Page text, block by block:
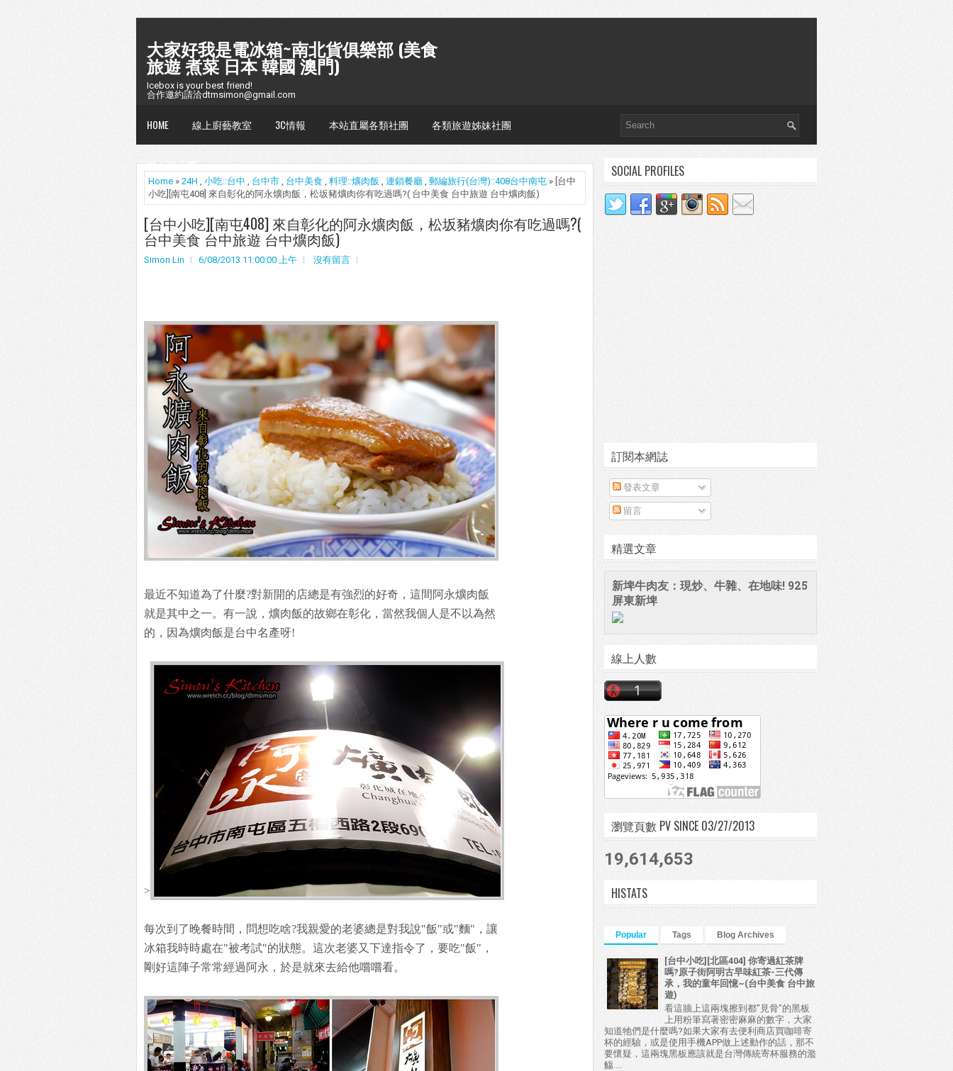
大家好我是電冰箱~南北貨俱樂部 (美食
旅遊 煮菜 日本 韓國 澳門)
Icebox is your best friend!
合作邀約請洽dtmsimon@gmail.com
HOME 線上廚藝教室 3C情報 本站直屬各類社團 各類旅遊姊妹社團
懶人包台灣
Home » 24H , 小吃::台中 , 台中市 , 台中美食 , 料理::爌肉飯 , 連鎖餐廳 , 郵編旅行(台灣)::408台中南屯 » [台中
小吃][南屯408] 來自彰化的阿永爌肉飯，松坂豬爌肉你有吃過嗎?( 台中美食 台中旅遊 台中爌肉飯)
[台中小吃][南屯408] 來自彰化的阿永爌肉飯，松坂豬爌肉你有吃過嗎?(
台中美食 台中旅遊 台中爌肉飯)
Simon Lin 6/08/2013 11:00:00 上午 沒有留言
最近不知道為了什麼?對新開的店總是有強烈的好奇，這間阿永爌肉飯
就是其中之一。有一說，爌肉飯的故鄉在彰化，當然我個人是不以為然
的，因為爌肉飯是台中名產呀!
>
每次到了晚餐時間，問想吃啥?我親愛的老婆總是對我說"飯"或"麵"，讓
冰箱我時時處在"被考試"的狀態。這次老婆又下達指令了，要吃"飯"，
剛好這陣子常常經過阿永，於是就來去給他嚐嚐看。
SOCIAL PROFILES
訂閱本網誌
發表文章
留言
精選文章
新埤牛肉友：現炒、牛雜、在地味! 925
屏東新埤
線上人數
瀏覽頁數 PV SINCE 03/27/2013
19,614,653
HISTATS
Popular Tags Blog Archives
[台中小吃][北區404] 你寄過紅茶牌
嗎?原子街阿明古早味紅茶-三代傳
承，我的童年回憶~(台中美食 台中旅
遊)
看這牆上這兩塊擦到都"見骨"的黑板
上用粉筆寫著密密麻麻的數字，大家
知道牠們是什麼嗎?如果大家有去便利商店買咖啡寄
杯的經驗，或是使用手機APP做上述動作的話，那不
要懷疑，這兩塊黑板應該就是台灣傳統寄杯服務的濫
觴....